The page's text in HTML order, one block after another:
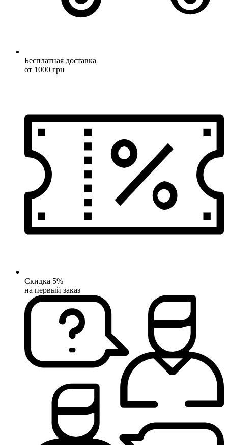
Бесплатная доставка
от 1000 грн
Скидка 5%
на первый заказ